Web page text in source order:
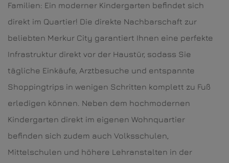
Familien: Ein moderner Kindergarten befindet sich
direkt im Quartier! Die direkte Nachbarschaft zur
beliebten Merkur City garantiert Ihnen eine perfekte
Infrastruktur direkt vor der Haustür, sodass Sie
tägliche Einkäufe, Arztbesuche und entspannte
Shoppingtrips in wenigen Schritten komplett zu Fuß
erledigen können. Neben dem hochmodernen
Kindergarten direkt im eigenen Wohnquartier
befinden sich zudem auch Volksschulen,
Mittelschulen und höhere Lehranstalten in der